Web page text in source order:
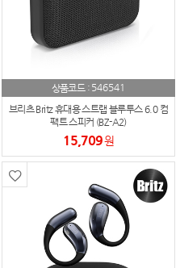
상품코드 : 546541
브리츠 Britz 휴대용 스트랩 블루투스 6.0 컴
팩트 스피커 (BZ-A2)
15,709원